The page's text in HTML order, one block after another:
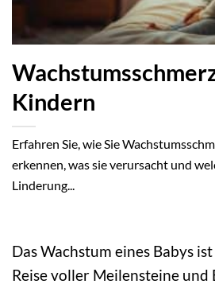
Kindern
Erfahren Sie, wie Sie
erkennen, was sie verursacht und
Linderung...
Das Wachstum eines Babys
Reise voller Meilensteine und